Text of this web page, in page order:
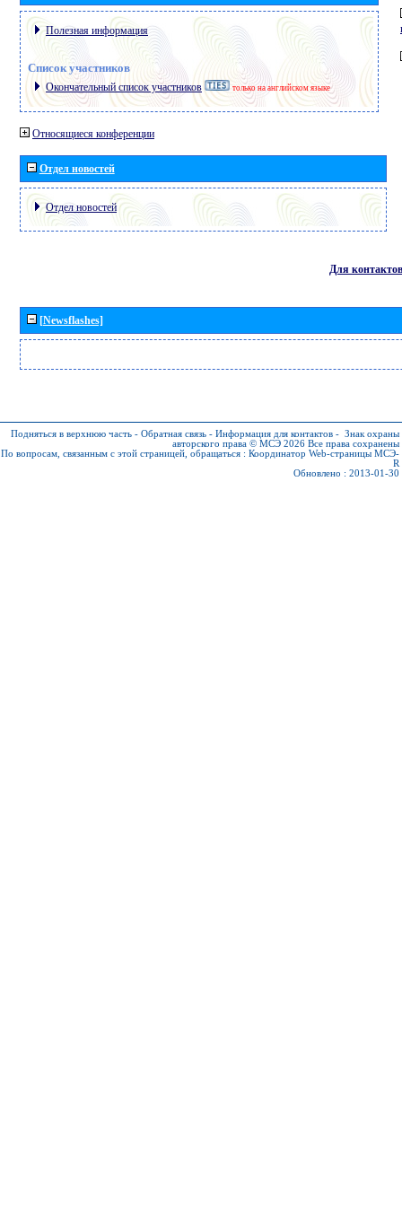
Полезная информация
Список участников
Окончательный список участников только на английском языке
Относящиеся конференции
Отдел новостей
Отдел новостей
Для контактов
[Newsflashes]
Подняться в верхнюю часть - Обратная связь - Информация для контактов - Знак охраны
авторского права © МСЭ 2026 Все права сохранены
По вопросам, связанным с этой страницей, обращаться : Координатор Web-страницы МСЭ-
R
Обновлено : 2013-01-30